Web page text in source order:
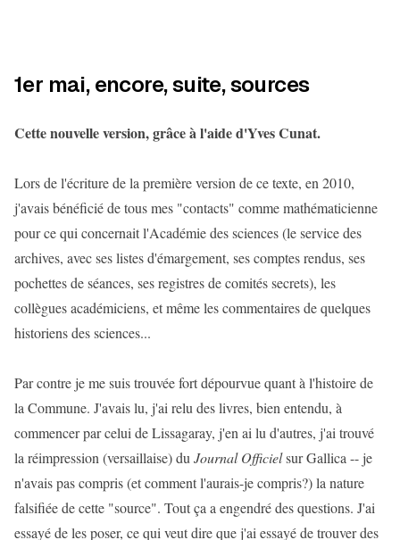
1er mai, encore, suite, sources
Cette nouvelle version, grâce à l'aide d'Yves Cunat.
Lors de l'écriture de la première version de ce texte, en 2010,
j'avais bénéficié de tous mes "contacts" comme mathématicienne
pour ce qui concernait l'Académie des sciences (le service des
archives, avec ses listes d'émargement, ses comptes rendus, ses
pochettes de séances, ses registres de comités secrets), les
collègues académiciens, et même les commentaires de quelques
historiens des sciences...
Par contre je me suis trouvée fort dépourvue quant à l'histoire de
la Commune. J'avais lu, j'ai relu des livres, bien entendu, à
commencer par celui de Lissagaray, j'en ai lu d'autres, j'ai trouvé
la réimpression (versaillaise) du Journal Officielsur Gallica -- je
n'avais pas compris (et comment l'aurais-je compris?) la nature
falsifiée de cette "source". Tout ça a engendré des questions. J'ai
essayé de les poser, ce qui veut dire que j'ai essayé de trouver des